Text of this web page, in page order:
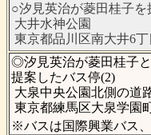
○汐見英治が菱田桂子
大井水神公園
東京都品川区南大井6丁
◎汐見英治が菱田桂子
提案したバス停(2)
大泉中央公園北側の道
東京都練馬区大泉学園
※バスは国際興業バス